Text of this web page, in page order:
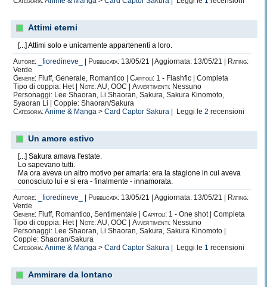
Attimi eterni
[...] Attimi solo e unicamente appartenenti a loro.
Autore:
_fioredineve_ Pubblicata: 13/05/21 | Aggiornata: 13/05/21 |
Rating:
Verde
Genere: Fluff, Generale, Romantico | Capitoli: 1 - Flashfic | Completa
Tipo di coppia: Het |
Note:AU, OOC | Avvertimenti: Nessuno
Personaggi: Lee Shaoran, Li Shaoran, Sakura, Sakura Kinomoto,
Syaoran Li | Coppie: Shaoran/Sakura
Categoria:Anime & Manga > Card Captor Sakura | Leggi le 2 recensioni
Un amore estivo
[...] Sakura amava l'estate.
Lo sapevano tutti.
Ma ora aveva un altro motivo per amarla: era la stagione in cui aveva
conosciuto lui e si era - finalmente - innamorata.
Autore:
_fioredineve_ Pubblicata: 13/05/21 | Aggiornata: 13/05/21 |
Rating:
Verde
Genere: Fluff, Romantico, Sentimentale | Capitoli: 1 - One shot | Completa
Tipo di coppia: Het |
Note:AU, OOC | Avvertimenti: Nessuno
Personaggi: Lee Shaoran, Li Shaoran, Sakura, Sakura Kinomoto |
Coppie: Shaoran/Sakura
Categoria:Anime & Manga > Card Captor Sakura | Leggi le 1 recensioni
Ammirare da lontano